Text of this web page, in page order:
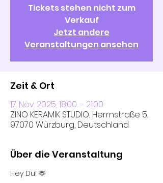
Tickets stehen nicht zum
Verkauf
Jetzt andere
Veranstaltungen ansehen
Zeit & Ort
17. Nov. 2025, 18:00 – 21:00
ZINO KERAMIK STUDIO, Herrnstraße 5,
97070 Würzburg, Deutschland
Über die Veranstaltung
Hey Du! 🫶